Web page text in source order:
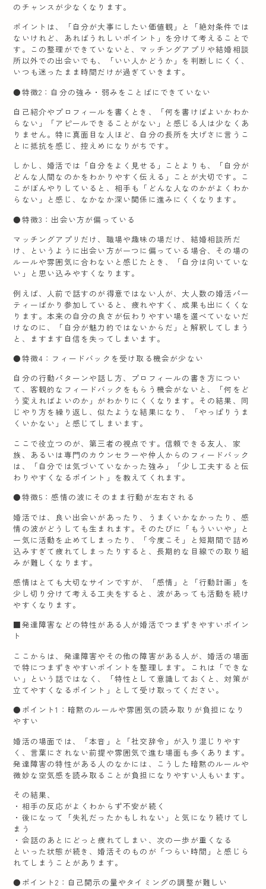
のチャンスが少なくなります。
ポイントは、「自分が大事にしたい価値観」と「絶対条件では
ないけれど、あればうれしいポイント」を分けて考えることで
す。この整理ができていないと、マッチングアプリや結婚相談
所以外での出会いでも、「いい人かどうか」を判断しにくく、
いつも迷ったまま時間だけが過ぎていきます。
●特徴2：自分の強み・弱みをことばにできていない
自己紹介やプロフィールを書くとき、「何を書けばよいかわか
らない」「アピールできることがない」と感じる人は少なくあ
りません。特に真面目な人ほど、自分の長所を大げさに言うこ
とに抵抗を感じ、控えめになりがちです。
しかし、婚活では「自分をよく見せる」ことよりも、「自分が
どんな人間なのかをわかりやすく伝える」ことが大切です。こ
こがぼんやりしていると、相手も「どんな人なのかがよくわか
らない」と感じ、なかなか深い関係に進みにくくなります。
●特徴3：出会い方が偏っている
マッチングアプリだけ、職場や趣味の場だけ、結婚相談所だ
け、というように出会い方が一つに偏っている場合、その場の
ルールや雰囲気に合わないと感じたとき、「自分は向いていな
い」と思い込みやすくなります。
例えば、人前で話すのが得意ではない人が、大人数の婚活パー
ティーばかり参加していると、疲れやすく、成果も出にくくな
ります。本来の自分の良さが伝わりやすい場を選べていないだ
けなのに、「自分が魅力的ではないからだ」と解釈してしまう
と、ますます自信を失ってしまいます。
●特徴4：フィードバックを受け取る機会が少ない
自分の行動パターンや話し方、プロフィールの書き方につい
て、客観的なフィードバックをもらう機会がないと、「何をど
う変えればよいのか」がわかりにくくなります。その結果、同
じやり方を繰り返し、似たような結果になり、「やっぱりうま
くいかない」と感じてしまいます。
ここで役立つのが、第三者の視点です。信頼できる友人、家
族、あるいは専門のカウンセラーや仲人からのフィードバック
は、「自分では気づいていなかった強み」「少し工夫すると伝
わりやすくなるポイント」を教えてくれます。
●特徴5：感情の波にそのまま行動が左右される
婚活では、良い出会いがあったり、うまくいかなかったり、感
情の波がどうしても生まれます。そのたびに「もういいや」と
一気に活動を止めてしまったり、「今度こそ」と短期間で詰め
込みすぎて疲れてしまったりすると、長期的な目線での取り組
みが難しくなります。
感情はとても大切なサインですが、「感情」と「行動計画」を
少し切り分けて考える工夫をすると、波があっても活動を続け
やすくなります。
■発達障害などの特性がある人が婚活でつまずきやすいポイン
ト
ここからは、発達障害やその他の障害がある人が、婚活の場面
で特につまずきやすいポイントを整理します。これは「できな
い」という話ではなく、「特性として意識しておくと、対策が
立てやすくなるポイント」として受け取ってください。
●ポイント1：暗黙のルールや雰囲気の読み取りが負担になり
やすい
婚活の場面では、「本音」と「社交辞令」が入り混じりやす
く、言葉にされない前提や雰囲気で進む場面も多くあります。
発達障害の特性がある人のなかには、こうした暗黙のルールや
微妙な空気感を読み取ることが負担になりやすい人もいます。
その結果、
・相手の反応がよくわからず不安が続く
・後になって「失礼だったかもしれない」と気になり続けてし
まう
・会話のあとにどっと疲れてしまい、次の一歩が重くなる
といった状態が続き、婚活そのものが「つらい時間」と感じら
れてしまうことがあります。
●ポイント2：自己開示の量やタイミングの調整が難しい